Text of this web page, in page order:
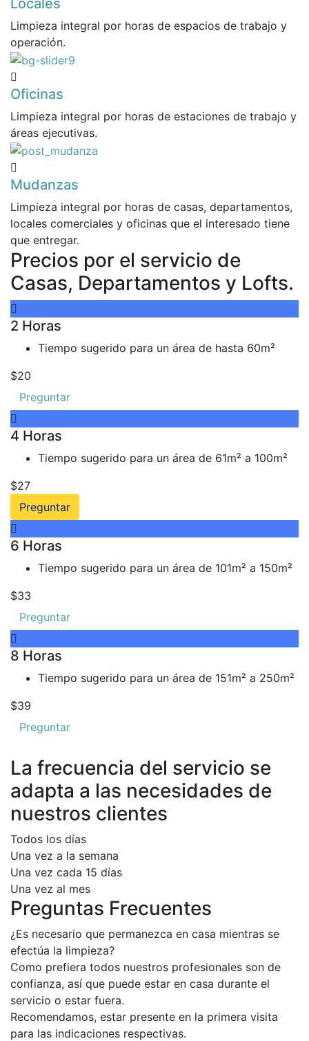
Locales
Limpieza integral por horas de espacios de trabajo y
operación.
Oficinas
Limpieza integral por horas de estaciones de trabajo y
áreas ejecutivas.
Mudanzas
Limpieza integral por horas de casas, departamentos,
locales comerciales y oficinas que el interesado tiene
que entregar.
Precios por el servicio de
Casas, Departamentos y Lofts.
2 Horas
Tiempo sugerido para un área de hasta 60m²
$20
Preguntar
4 Horas
Tiempo sugerido para un área de 61m² a 100m²
$27
Preguntar
6 Horas
Tiempo sugerido para un área de 101m² a 150m²
$33
Preguntar
8 Horas
Tiempo sugerido para un área de 151m² a 250m²
$39
Preguntar
La frecuencia del servicio se
adapta a las necesidades de
nuestros clientes
Todos los días
Una vez a la semana
Una vez cada 15 días
Una vez al mes
Preguntas Frecuentes
¿Es necesario que permanezca en casa mientras se
efectúa la limpieza?
Como prefiera todos nuestros profesionales son de
confianza, así que puede estar en casa durante el
servicio o estar fuera.
Recomendamos, estar presente en la primera visita
para las indicaciones respectivas.